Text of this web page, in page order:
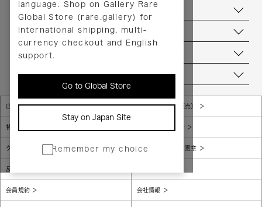
language. Shop on Gallery Rare
Global Store (rare.gallery) for
international shipping, multi-
currency checkout and English
support.
Go to Global Store
Stay on Japan Site
Remember my choice
ヘルプ
お問い合わせ
当店について
店舗一覧 販売規約（店頭販売）
特定商取引法に基づく表示 個人情報保護方針
グローバルプライバシーポリシー コンプライアンス憲章
反社会的勢力に対する基本方針
会員規約 会社情報